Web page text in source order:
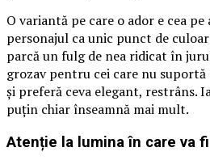
O variantă pe care o ador e cea
personajul ca unic punct de
parcă un fulg de nea ridicat în
grozav pentru cei care nu
și preferă ceva elegant, restrâns.
puțin chiar înseamnă mai mult.
Atenție la lumina în care va